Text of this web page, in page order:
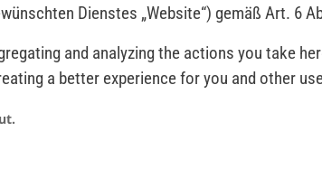
Dienstes „Website“) gemäß Art. 6
and analyzing the actions you take
a better experience for you and other